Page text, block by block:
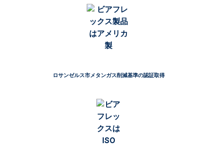
ロサンゼルス市メタンガス削減基準の認証取得